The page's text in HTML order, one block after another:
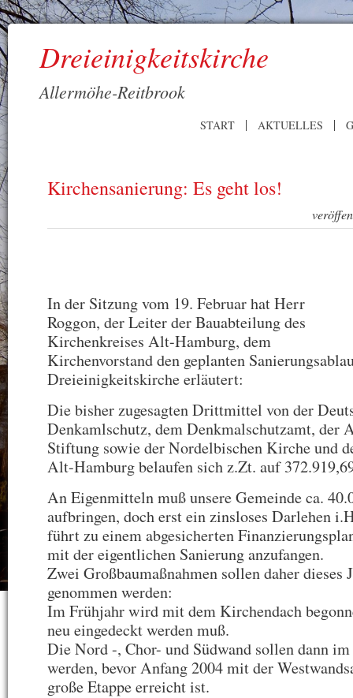
Dreieinigkeitskirche
Allermöhe-Reitbrook
START AKTUELLES
Kirchensanierung: Es geht los!
In der Sitzung vom 19. Februar hat Herr
Roggon, der Leiter der Bauabteilung des
Kirchenkreises Alt-Hamburg, dem
Kirchenvorstand den geplanten
Dreieinigkeitskirche erläutert:
Die bisher zugesagten Drittmittel von der
Denkamlschutz, dem Denkmalschutzamt, der
Stiftung sowie der Nordelbischen Kirche und
Alt-Hamburg belaufen sich z.Zt. auf
An Eigenmitteln muß unsere Gemeinde ca.
aufbringen, doch erst ein zinsloses Darlehen
führt zu einem abgesicherten
mit der eigentlichen Sanierung anzufangen.
Zwei Großbaumaßnahmen sollen daher
genommen werden:
Im Frühjahr wird mit dem Kirchendach
neu eingedeckt werden muß.
Die Nord -, Chor- und Südwand sollen dann
werden, bevor Anfang 2004 mit der
große Etappe erreicht ist.